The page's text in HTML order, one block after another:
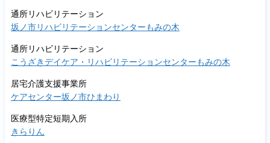
通所リハビリテーション
坂ノ市リハビリテーションセンターもみの木
通所リハビリテーション
こうざきデイケア・リハビリテーションセンターもみの木
居宅介護支援事業所
ケアセンター坂ノ市ひまわり
医療型特定短期入所
きらりん